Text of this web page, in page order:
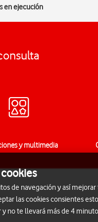
en ejecución
y multimedia
de navegación y así
las cookies consientes
no te llevará más de 4